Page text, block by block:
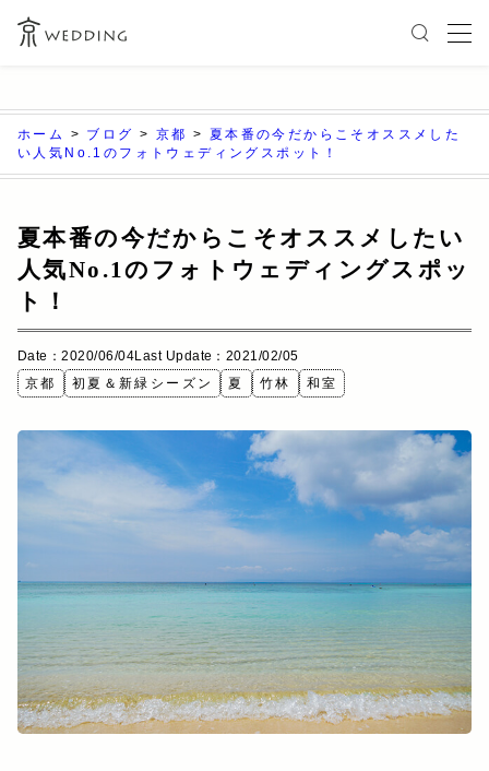
ホーム > ブログ > 京都 > 夏本番の今だからこそオススメした
い人気No.1のフォトウェディングスポット！
夏本番の今だからこそオススメしたい
人気No.1のフォトウェディングスポッ
ト！
Date：2020/06/04Last Update：2021/02/05
京都
初夏＆新緑シーズン 夏 竹林 和室